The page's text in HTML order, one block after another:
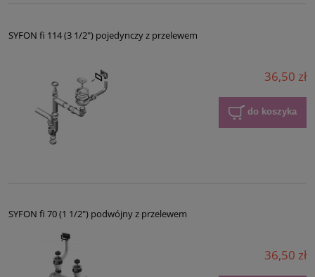
SYFON fi 114 (3 1/2") pojedynczy z przelewem
36,50 zł
do koszyka
SYFON fi 70 (1 1/2") podwójny z przelewem
36,50 zł